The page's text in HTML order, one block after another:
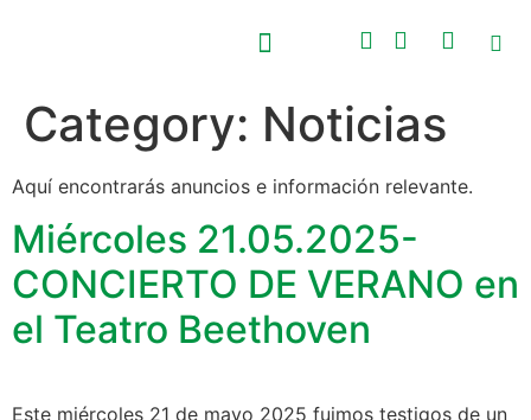
Category: Noticias
Aquí encontrarás anuncios e información relevante.
Miércoles 21.05.2025-
CONCIERTO DE VERANO en
el Teatro Beethoven
Este miércoles 21 de mayo 2025 fuimos testigos de un